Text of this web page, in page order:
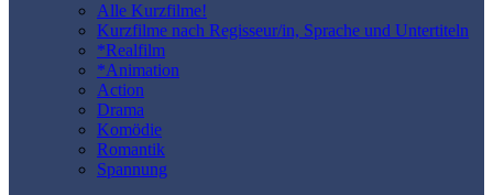
Alle Kurzfilme!
Kurzfilme nach Regisseur/in, Sprache und Untertiteln
*Realfilm
*Animation
Action
Drama
Komödie
Romantik
Spannung